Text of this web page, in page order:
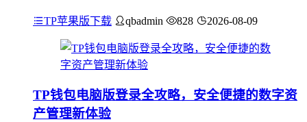
TP苹果版下载 qbadmin 828 2026-08-09
TP钱包电脑版登录全攻略，安全便捷的数字资
产管理新体验